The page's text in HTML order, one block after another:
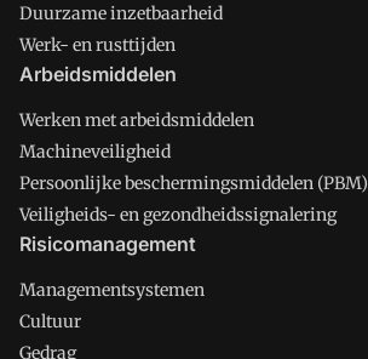
Duurzame inzetbaarheid
Werk- en rusttijden
Arbeidsmiddelen
Werken met arbeidsmiddelen
Machineveiligheid
Persoonlijke beschermingsmiddelen (PBM)
Veiligheids- en gezondheidssignalering
Risicomanagement
Managementsystemen
Cultuur
Gedrag